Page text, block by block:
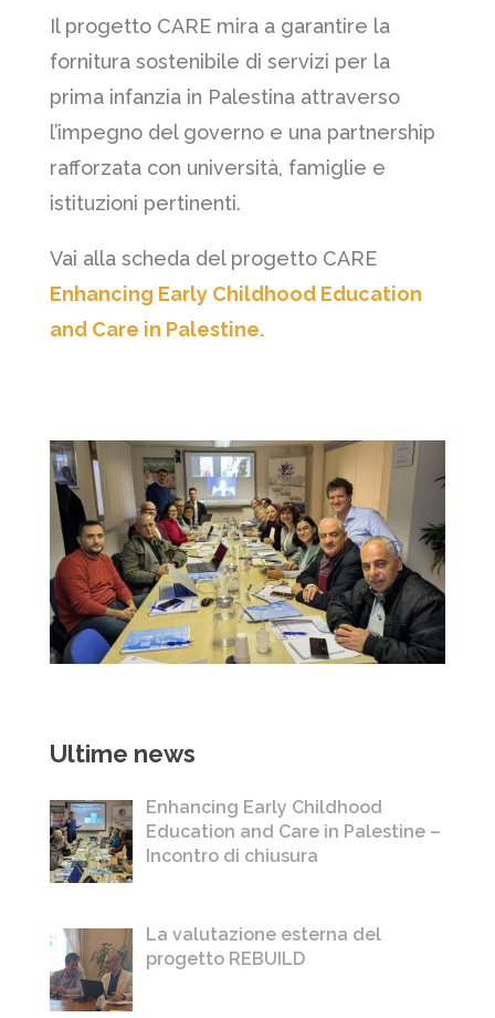
Il progetto CARE mira a garantire la
fornitura sostenibile di servizi per la
prima infanzia in Palestina attraverso
l’impegno del governo e una partnership
rafforzata con università, famiglie e
istituzioni pertinenti.
Vai alla scheda del progetto CARE
Enhancing Early Childhood Education
and Care in Palestine.
Ultime news
Enhancing Early Childhood
Education and Care in Palestine –
Incontro di chiusura
La valutazione esterna del
progetto REBUILD